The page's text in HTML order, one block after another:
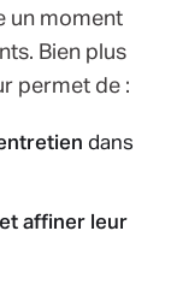
un moment
Bien plus
permet de :
dans
affiner leur